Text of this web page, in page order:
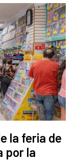
la feria de
por la